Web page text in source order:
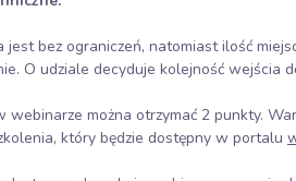
jest bez ograniczeń, natomiast ilość
O udziale decyduje kolejność wejścia
webinarze można otrzymać 2 punkty.
który będzie dostępny w portalu